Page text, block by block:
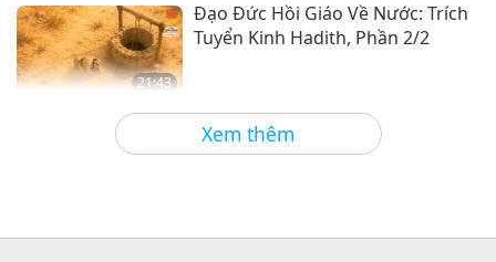
Xem thêm
21:43
Đạo Đức Hồi Giáo Về Nước: Trích
Tuyển Kinh Hadith, Phần 2/2
2026-08-06
19:47